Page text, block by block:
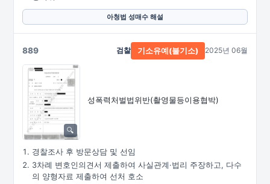
아청법 성매수 해설
889
성폭력처벌법위반(촬영물등이용협박)
검찰 기소유예(불기소) 2025년 06월
경찰조사 후 방문상담 및 선임
3차례 변호인의견서 제출하여 사실관계·법리 주장하고, 다수
의 양형자료 제출하여 선처 호소